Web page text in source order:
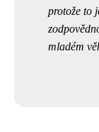
protože to
mladém